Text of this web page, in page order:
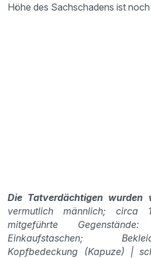
Höhe des Sachschadens ist
Die Tatverdächtigen wurden
vermutlich männlich; circa
mitgeführte
Einkaufstaschen;
Kopfbedeckung (Kapuze) |